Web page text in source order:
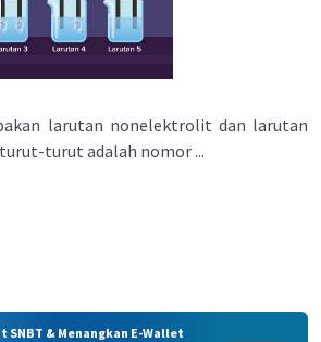
larutan nonelektrolit dan larutan
turut adalah nomor ...
SNBT & Menangkan E-Wallet